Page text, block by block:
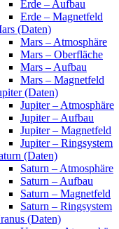
Erde – Aufbau
Erde – Magnetfeld
(Daten)
Mars – Atmosphäre
Mars – Oberfläche
Mars – Aufbau
Mars – Magnetfeld
(Daten)
Jupiter – Atmosphäre
Jupiter – Aufbau
Jupiter – Magnetfeld
Jupiter – Ringsystem
(Daten)
Saturn – Atmosphäre
Saturn – Aufbau
Saturn – Magnetfeld
Saturn – Ringsystem
(Daten)